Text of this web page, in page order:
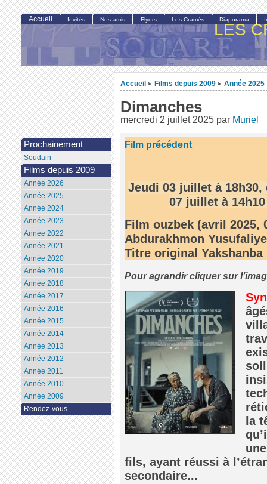
LES
Accueil > Films depuis 2009 > Année 2025
Dimanches
mercredi 2 juillet 2025 par Muriel
Film précédent
Jeudi 03 juillet à
07 juillet à
Film ouzbek (avril 2025,
Abdurakhmon
Titre original Yakshanba
Pour agrandir cliquer sur
la
fils, ayant réussi à
secondaire...
Accueil Invités Nos amis Flyers Les Cramés Diaporama
Prochainement
Soudain
Films depuis 2009
Année 2026
Année 2025
Année 2024
Année 2023
Année 2022
Année 2021
Année 2020
Année 2019
Année 2018
Année 2017
Année 2016
Année 2015
Année 2014
Année 2013
Année 2012
Année 2011
Année 2010
Année 2009
Rendez-vous